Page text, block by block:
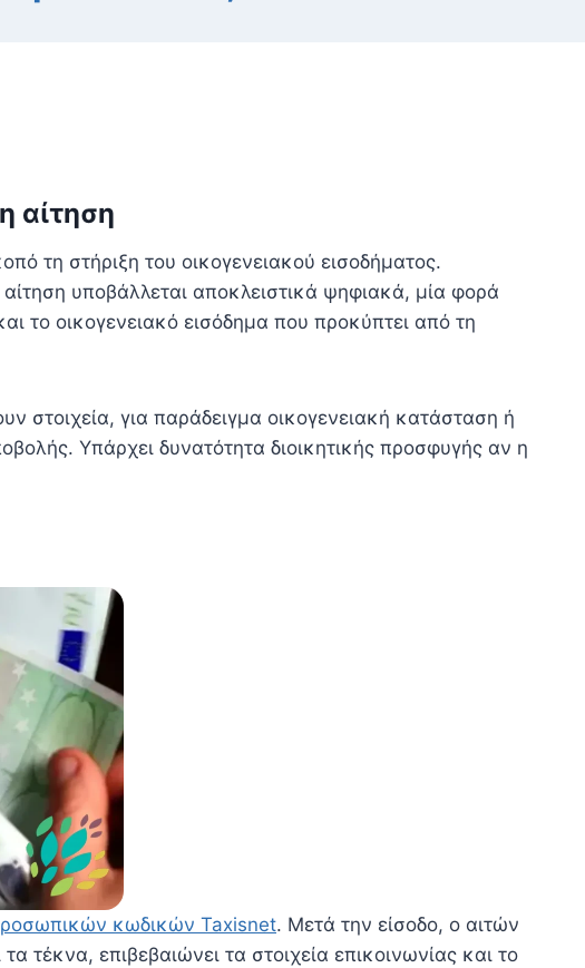
αίτηση
τη στήριξη του οικογενειακού εισοδήματος.
υποβάλλεται αποκλειστικά ψηφιακά, μία φορά
το οικογενειακό εισόδημα που προκύπτει από τη
στοιχεία, για παράδειγμα οικογενειακή κατάσταση ή
Υπάρχει δυνατότητα διοικητικής προσφυγής αν η
κωδικών Taxisnet. Μετά την είσοδο, ο αιτών
τέκνα, επιβεβαιώνει τα στοιχεία επικοινωνίας και το